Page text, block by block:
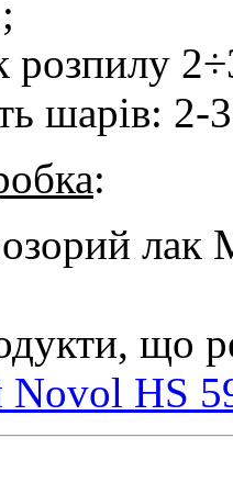
шарів:
:
що
Novol НS